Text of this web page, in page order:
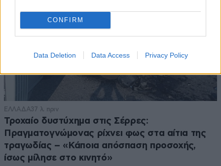
CONFIRM
Data Deletion Data Access Privacy Policy
ΕΛΛΑΔΑ37 λ. πριν
Τροχαίο δυστύχημα στις Σέρρες:
Πραγματογνώμονας ρίχνει φως στα αίτια της
τραγωδίας – «Κάποια απόσπαση προσοχής,
ίσως μίλησε στο κινητό»